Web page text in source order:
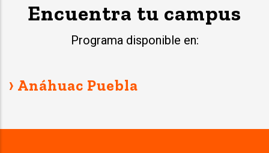
Encuentra tu campus
Programa disponible en:
› Anáhuac Puebla